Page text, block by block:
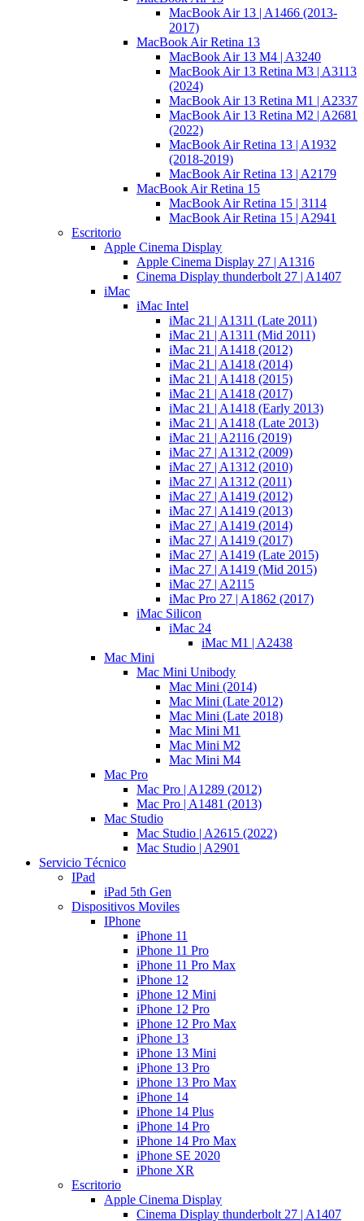
MacBook Air 13 | A1466 (2013-
2017)
MacBook Air Retina 13
MacBook Air 13 M4 | A3240
MacBook Air 13 Retina M3 | A3113
(2024)
MacBook Air 13 Retina M1 | A2337
MacBook Air 13 Retina M2 | A2681
(2022)
MacBook Air Retina 13 | A1932
(2018-2019)
MacBook Air Retina 13 | A2179
MacBook Air Retina 15
MacBook Air Retina 15 | 3114
MacBook Air Retina 15 | A2941
Escritorio
Apple Cinema Display
Apple Cinema Display 27 | A1316
Cinema Display thunderbolt 27 | A1407
iMac
iMac Intel
iMac 21 | A1311 (Late 2011)
iMac 21 | A1311 (Mid 2011)
iMac 21 | A1418 (2012)
iMac 21 | A1418 (2014)
iMac 21 | A1418 (2015)
iMac 21 | A1418 (2017)
iMac 21 | A1418 (Early 2013)
iMac 21 | A1418 (Late 2013)
iMac 21 | A2116 (2019)
iMac 27 | A1312 (2009)
iMac 27 | A1312 (2010)
iMac 27 | A1312 (2011)
iMac 27 | A1419 (2012)
iMac 27 | A1419 (2013)
iMac 27 | A1419 (2014)
iMac 27 | A1419 (2017)
iMac 27 | A1419 (Late 2015)
iMac 27 | A1419 (Mid 2015)
iMac 27 | A2115
iMac Pro 27 | A1862 (2017)
iMac Silicon
iMac 24
iMac M1 | A2438
Mac Mini
Mac Mini Unibody
Mac Mini (2014)
Mac Mini (Late 2012)
Mac Mini (Late 2018)
Mac Mini M1
Mac Mini M2
Mac Mini M4
Mac Pro
Mac Pro | A1289 (2012)
Mac Pro | A1481 (2013)
Mac Studio
Mac Studio | A2615 (2022)
Mac Studio | A2901
Servicio Técnico
IPad
iPad 5th Gen
Dispositivos Moviles
IPhone
iPhone 11
iPhone 11 Pro
iPhone 11 Pro Max
iPhone 12
iPhone 12 Mini
iPhone 12 Pro
iPhone 12 Pro Max
iPhone 13
iPhone 13 Mini
iPhone 13 Pro
iPhone 13 Pro Max
iPhone 14
iPhone 14 Plus
iPhone 14 Pro
iPhone 14 Pro Max
iPhone SE 2020
iPhone XR
Escritorio
Apple Cinema Display
Cinema Display thunderbolt 27 | A1407